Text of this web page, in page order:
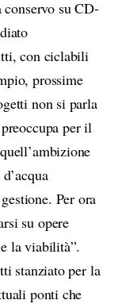
su CD-
con ciclabili
prossime
non si parla
per il
Per ora
su opere
la viabilità”.
stanziato per la
ponti che